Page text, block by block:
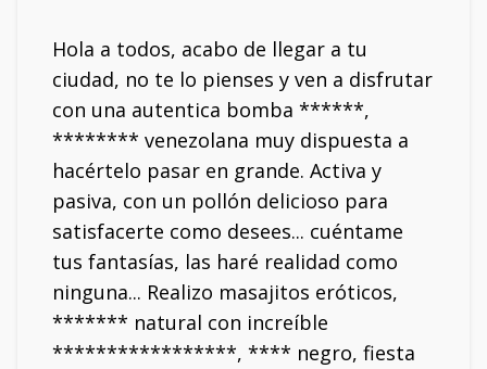
Hola a todos, acabo de llegar a tu
ciudad, no te lo pienses y ven a disfrutar
con una autentica bomba ******,
******** venezolana muy dispuesta a
hacértelo pasar en grande. Activa y
pasiva, con un pollón delicioso para
satisfacerte como desees... cuéntame
tus fantasías, las haré realidad como
ninguna... Realizo masajitos eróticos,
******* natural con increíble
*****************, **** negro, fiesta